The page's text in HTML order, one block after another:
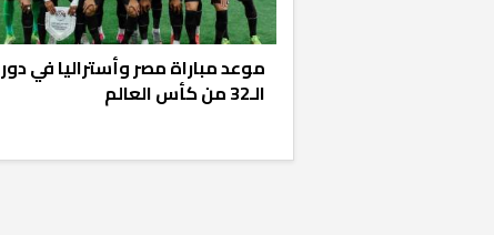
موعد مباراة مصر وأستراليا في دور
الـ32 من كأس العالم